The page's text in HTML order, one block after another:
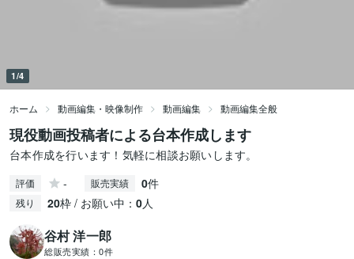
1/4
ホーム 動画編集・映像制作 動画編集 動画編集全般
現役動画投稿者による台本作成します
台本作成を行います！気軽に相談お願いします。
評価 - 販売実績 0件
残り 20枠 / お願い中： 0人
谷村 洋一郎
総販売実績： 0件